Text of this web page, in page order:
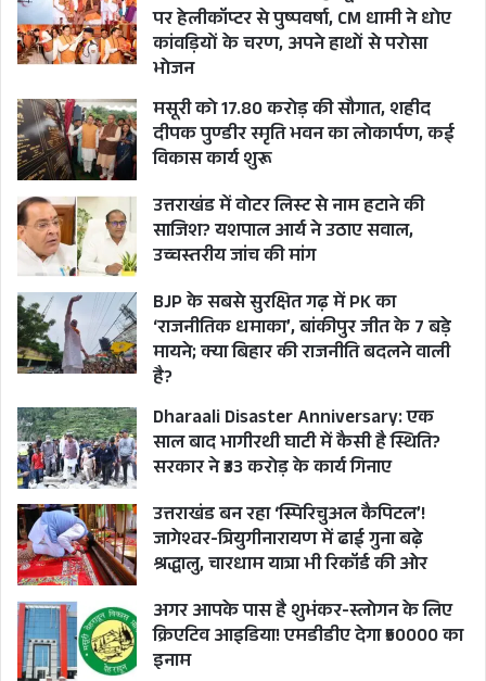
पूर्व मुख्यमंत्री त्रिवेन्द्र सिंह रावत ने दो टूक शब्दों में कहा है
कि उत्तराखंड में चुनाव पहले ही चरण में 19 अप्रैल को खत्म
हो चुके थे और यात्रा 10मई से शुरू हुई है। पूर्व मुख्यमंत्री ने
कहा है कि चारधाम यात्रा के बाद सामने आई बदइंतजामी
सीधे सीधे सिस्टम का फेल्योर है। TSR ने कहा कि अफसर
अपनी नाकामयाबी और बेबकूफी को छिपाने के लिए इस
तरह की बातें कर रहे हैं।
जाहिर है हकीकत भी यही है कि चाहे शासन में बैठे आला
अफसर हों या पुलिस महकमे के आला अफसर, सब
गफलत में रहे और चारधाम यात्रा में किस तरह से अथाह
भीड़ उमड़ सकती है, इसकी जरा भी अग्रिम तैयारी करने की
जहमत नहीं उठाई। जबकि इशारा पिछले साल आए 55
लाख श्रद्धालुओं की भीड़ से हो सकता था कि इस बार
संख्या कहीं अधिक होगी लेकिन हर बार इलेवंथ आवर में
एडहॉक अप्रोच के साथ बहादुरी दिखाने वाले अफसरान
चारधाम यात्रा तैयारियों के हवाई दावों के बाद शुरुआती
हफ्ते दस दिनों में ही तमाम बदइंतजामी के चलते प्रदेश की
साख पर हजारों श्रद्धालुओं के यात्रा अनुभव को यातनापूर्ण
बनाकर प्रदेश की छवि को गहरा झटका लगवा चुके हैं।
पर हेलीकॉप्टर से पुष्पवर्षा, CM धामी ने धोए
कांवड़ियों के चरण, अपने हाथों से परोसा
भोजन
मसूरी को 17.80 करोड़ की सौगात, शहीद
दीपक पुण्डीर स्मृति भवन का लोकार्पण, कई
विकास कार्य शुरू
उत्तराखंड में वोटर लिस्ट से नाम हटाने की
साजिश? यशपाल आर्य ने उठाए सवाल,
उच्चस्तरीय जांच की मांग
BJP के सबसे सुरक्षित गढ़ में PK का
‘राजनीतिक धमाका’, बांकीपुर जीत के 7 बड़े
मायने; क्या बिहार की राजनीति बदलने वाली
है?
Dharaali Disaster Anniversary: एक
साल बाद भागीरथी घाटी में कैसी है स्थिति?
सरकार ने ₹33 करोड़ के कार्य गिनाए
उत्तराखंड बन रहा ‘स्पिरिचुअल कैपिटल’!
जागेश्वर-त्रियुगीनारायण में ढाई गुना बढ़े
श्रद्धालु, चारधाम यात्रा भी रिकॉर्ड की ओर
अगर आपके पास है शुभंकर-स्लोगन के लिए
क्रिएटिव आइडिया! एमडीडीए देगा ₹50000 का
इनाम